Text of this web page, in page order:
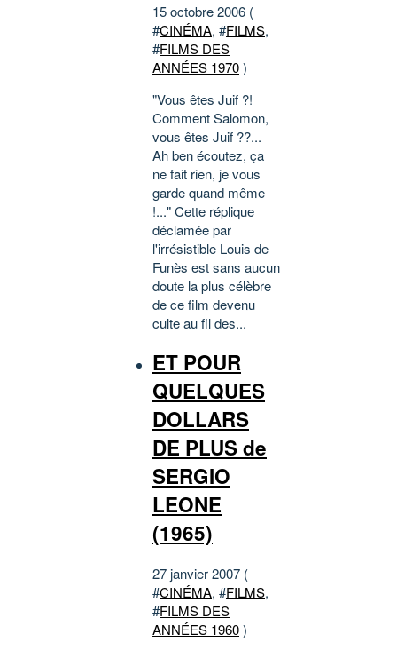
15 octobre 2006 (
#CINÉMA, #FILMS,
#FILMS DES
ANNÉES 1970)
"Vous êtes Juif ?!
Comment Salomon,
vous êtes Juif ??...
Ah ben écoutez, ça
ne fait rien, je vous
garde quand même
!..." Cette réplique
déclamée par
l'irrésistible Louis de
Funès est sans aucun
doute la plus célèbre
de ce film devenu
culte au fil des...
ET POUR
QUELQUES
DOLLARS
DE PLUS de
SERGIO
LEONE
(1965)
27 janvier 2007 (
#CINÉMA, #FILMS,
#FILMS DES
ANNÉES 1960)